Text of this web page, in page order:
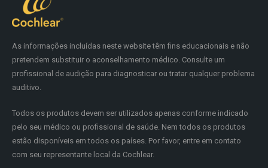
As informações incluídas neste website têm fins educacionais e não
pretendem substituir o aconselhamento médico. Consulte um
profissional de audição para diagnosticar ou tratar qualquer problema
auditivo.
Todos os produtos devem ser utilizados apenas conforme indicado
pelo seu médico ou profissional de saúde. Nem todos os produtos
estão disponíveis em todos os países. Por favor, entre em contato
com seu representante local da Cochlear.